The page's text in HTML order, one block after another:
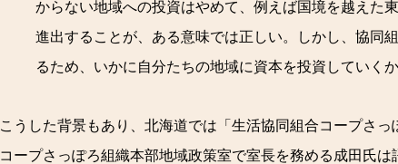
からない地域への投資はやめて、例えば国境を越えた
進出することが、ある意味では正しい。しかし、協同
るため、いかに自分たちの地域に資本を投資していく
こうした背景もあり、北海道では「生活協同組合コープさ
コープさっぽろ組織本部地域政策室で室長を務める成田氏は